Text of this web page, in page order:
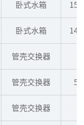
卧式水箱
卧式水箱
管壳交换器
管壳交换器
管壳交换器